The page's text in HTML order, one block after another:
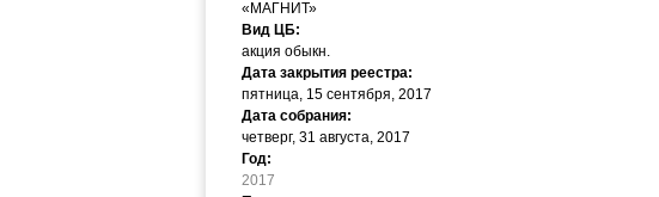
«МАГНИТ»
Вид ЦБ:
акция обыкн.
Дата закрытия реестра:
пятница, 15 сентября, 2017
Дата собрания:
четверг, 31 августа, 2017
Год:
2017